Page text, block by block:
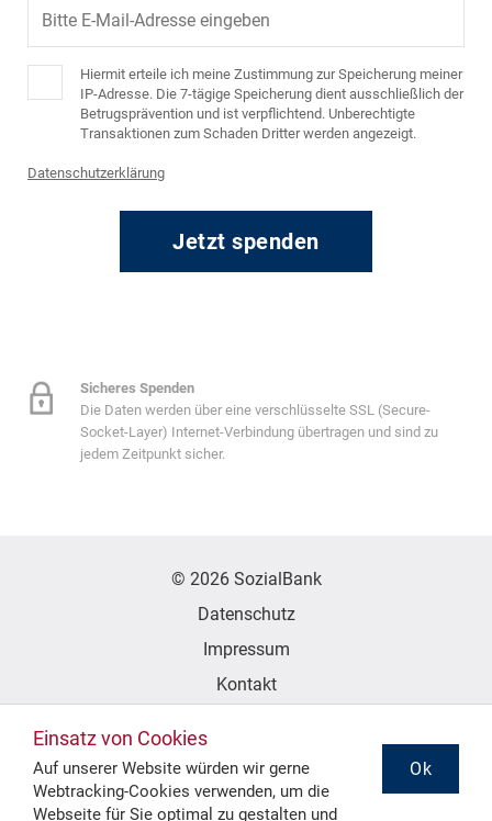
Hiermit erteile ich meine Zustimmung zur Speicherung meiner
IP-Adresse. Die 7-tägige Speicherung dient ausschließlich der
Betrugsprävention und ist verpflichtend. Unberechtigte
Transaktionen zum Schaden Dritter werden angezeigt.
Datenschutzerklärung
Jetzt spenden
Sicheres Spenden
Die Daten werden über eine verschlüsselte SSL (Secure-
Socket-Layer) Internet-Verbindung übertragen und sind zu
jedem Zeitpunkt sicher.
© 2026 SozialBank
Datenschutz
Impressum
Kontakt
Folgen Sie uns
Einsatz von Cookies
Auf unserer Website würden wir gerne
Webtracking-Cookies verwenden, um die
Webseite für Sie optimal zu gestalten und
Ok